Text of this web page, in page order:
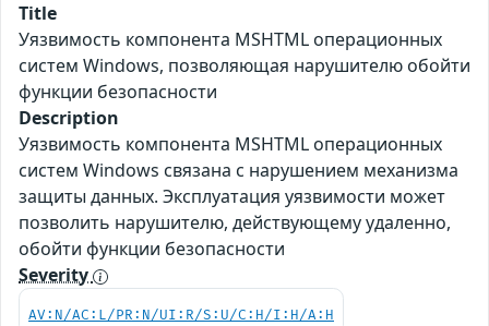
Title
Уязвимость компонента MSHTML операционных
систем Windows, позволяющая нарушителю обойти
функции безопасности
Description
Уязвимость компонента MSHTML операционных
систем Windows связана с нарушением механизма
защиты данных. Эксплуатация уязвимости может
позволить нарушителю, действующему удаленно,
обойти функции безопасности
Severity
AV:N/AC:L/PR:N/UI:R/S:U/C:H/I:H/A:H